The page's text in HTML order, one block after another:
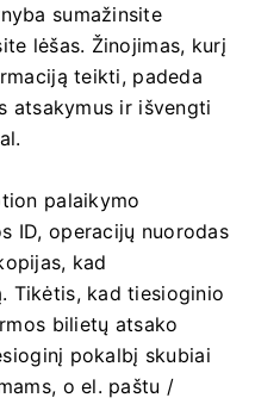
sumažinsite
lėšas. Žinojimas, kurį
teikti, padeda
atsakymus ir išvengti
palaikymo
ID, operacijų nuorodas
kad
Tikėtis, kad tiesioginio
bilietų atsako
pokalbį skubiai
o el. paštu /